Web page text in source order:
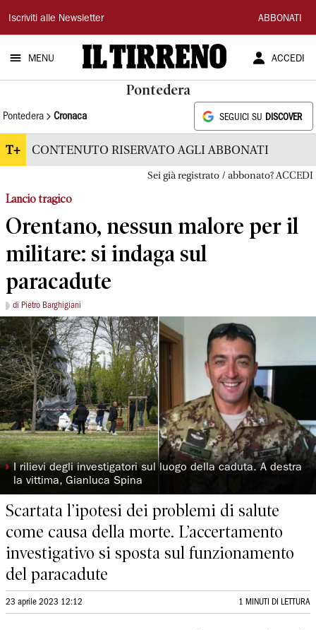
Il
Tirreno
Iscriviti alle Newsletter ABBONATI
MENU ACCEDI
Pontedera
Pontedera Cronaca SEGUICI SU DISCOVER
T+ CONTENUTO RISERVATO AGLI ABBONATI
Sei già registrato / abbonato? ACCEDI
Lancio tragico
Orentano, nessun malore per il
militare: si indaga sul
paracadute
di Pietro Barghigiani
◗ I rilievi degli investigatori sul luogo della caduta. A destra
la vittima, Gianluca Spina
Scartata l’ipotesi dei problemi di salute
come causa della morte. L’accertamento
investigativo si sposta sul funzionamento
del paracadute
23 aprile 2023 12:12 1 MINUTI DI LETTURA